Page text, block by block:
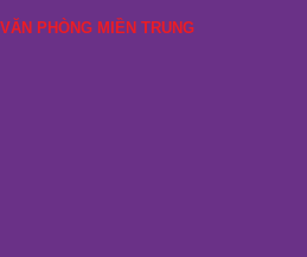
VĂN PHÒNG MIỀN TRUNG